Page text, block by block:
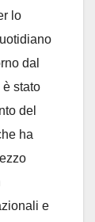
lo
dal
è stato
del
ha
e